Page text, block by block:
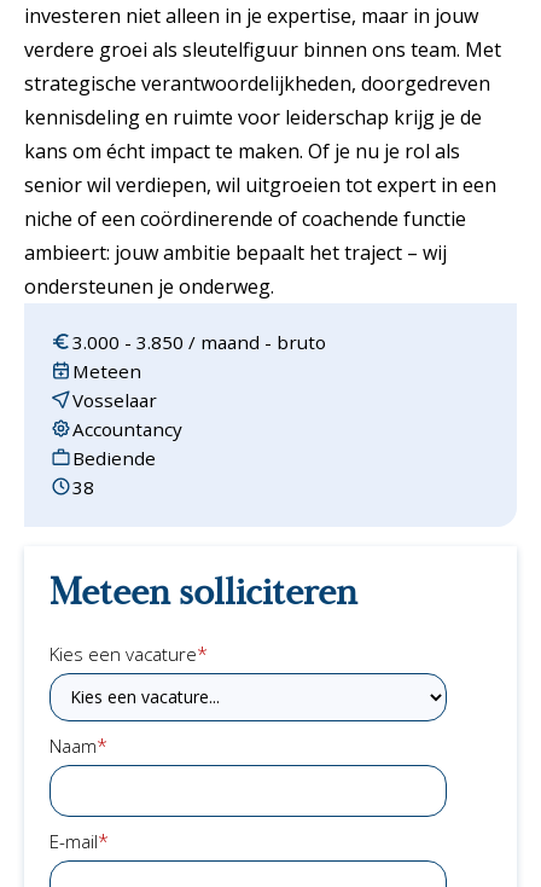
investeren niet alleen in je expertise, maar in jouw
verdere groei als sleutelfiguur binnen ons team. Met
strategische verantwoordelijkheden, doorgedreven
kennisdeling en ruimte voor leiderschap krijg je de
kans om écht impact te maken. Of je nu je rol als
senior wil verdiepen, wil uitgroeien tot expert in een
niche of een coördinerende of coachende functie
ambieert: jouw ambitie bepaalt het traject – wij
ondersteunen je onderweg.
3.000 - 3.850 / maand - bruto
Meteen
Vosselaar
Accountancy
Bediende
38
Meteen solliciteren
Kies een vacature*
Naam*
E-mail*